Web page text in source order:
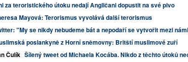
za teroristického útoku nedají Angličani dopustit na své pivo
Mayová: Terorismus vyvolává další terorismus
"My se nikdy nebudeme bát a nepodaří se vytvořit mezi
poslankyně z Horní sněmovny: Britští muslimové zuří
Čulík Šílený tweet od Michaela Kocába. Nikdo z těchto útoků